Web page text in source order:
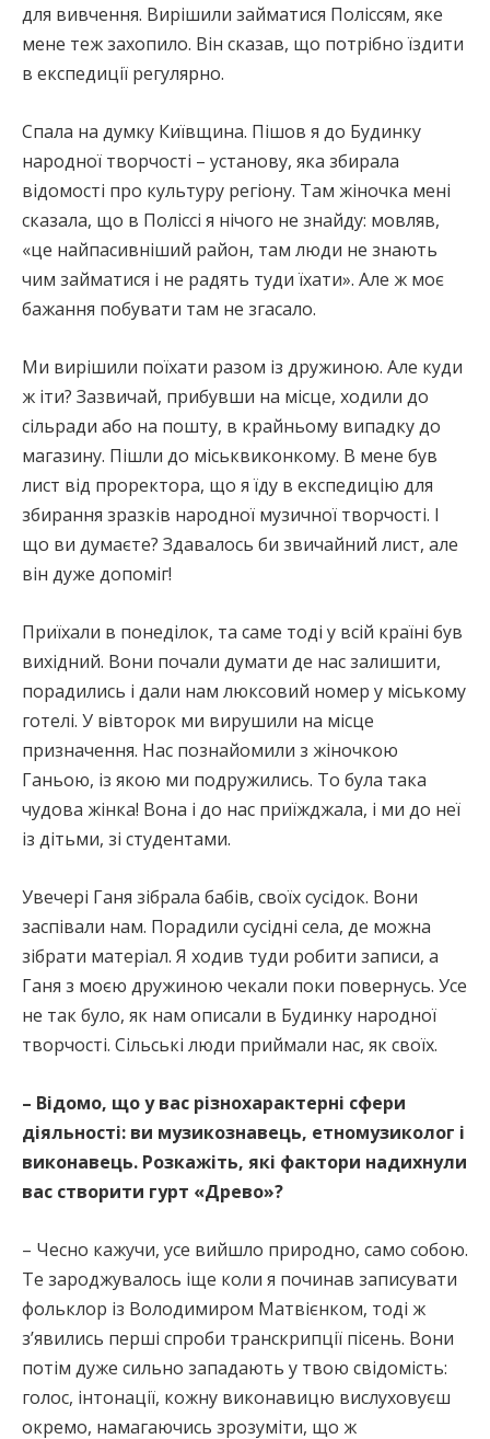
для вивчення. Вирішили займатися Поліссям, яке
мене теж захопило. Він сказав, що потрібно їздити
в експедиції регулярно.
Спала на думку Київщина. Пішов я до Будинку
народної творчості – установу, яка збирала
відомості про культуру регіону. Там жіночка мені
сказала, що в Поліссі я нічого не знайду: мовляв,
«це найпасивніший район, там люди не знають
чим займатися і не радять туди їхати». Але ж моє
бажання побувати там не згасало.
Ми вирішили поїхати разом із дружиною. Але куди
ж іти? Зазвичай, прибувши на місце, ходили до
сільради або на пошту, в крайньому випадку до
магазину. Пішли до міськвиконкому. В мене був
лист від проректора, що я їду в експедицію для
збирання зразків народної музичної творчості. І
що ви думаєте? Здавалось би звичайний лист, але
він дуже допоміг!
Приїхали в понеділок, та саме тоді у всій країні був
вихідний. Вони почали думати де нас залишити,
порадились і дали нам люксовий номер у міському
готелі. У вівторок ми вирушили на місце
призначення. Нас познайомили з жіночкою
Ганьою, із якою ми подружились. То була така
чудова жінка! Вона і до нас приїжджала, і ми до неї
із дітьми, зі студентами.
Увечері Ганя зібрала бабів, своїх сусідок. Вони
заспівали нам. Порадили сусідні села, де можна
зібрати матеріал. Я ходив туди робити записи, а
Ганя з моєю дружиною чекали поки повернусь. Усе
не так було, як нам описали в Будинку народної
творчості. Сільські люди приймали нас, як своїх.
– Відомо, що у вас різнохарактерні сфери
діяльності: ви музикознавець, етномузиколог і
виконавець. Розкажіть, які фактори надихнули
вас створити гурт «Древо»?
– Чесно кажучи, усе вийшло природно, само собою.
Те зароджувалось іще коли я починав записувати
фольклор із Володимиром Матвієнком, тоді ж
з’явились перші спроби транскрипції пісень. Вони
потім дуже сильно западають у твою свідомість:
голос, інтонації, кожну виконавицю вислуховуєш
окремо, намагаючись зрозуміти, що ж